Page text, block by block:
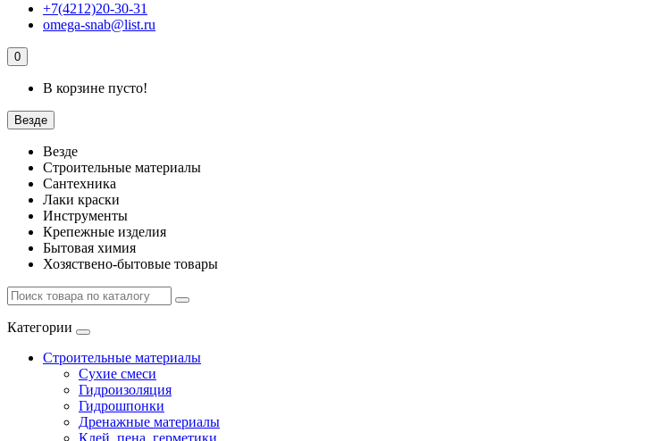
+7(4212)20-30-31
omega-snab@list.ru
0
В корзине пусто!
Везде
Везде
Строительные материалы
Сантехника
Лаки краски
Инструменты
Крепежные изделия
Бытовая химия
Хозяствено-бытовые товары
Категории
Строительные материалы
Сухие смеси
Гидроизоляция
Гидрошпонки
Дренажные материалы
Клей, пена, герметики